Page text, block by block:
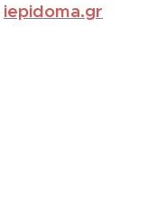
iepidoma.gr